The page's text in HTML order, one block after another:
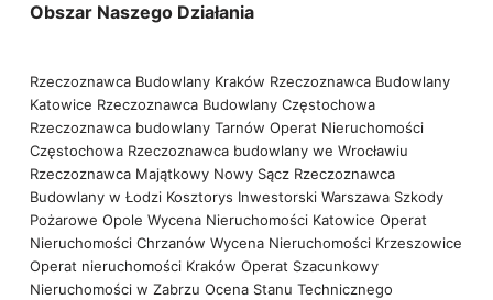
Obszar Naszego Działania
Rzeczoznawca Budowlany Kraków Rzeczoznawca Budowlany
Katowice Rzeczoznawca Budowlany Częstochowa
Rzeczoznawca budowlany Tarnów Operat Nieruchomości
Częstochowa Rzeczoznawca budowlany we Wrocławiu
Rzeczoznawca Majątkowy Nowy Sącz Rzeczoznawca
Budowlany w Łodzi Kosztorys Inwestorski Warszawa Szkody
Pożarowe Opole Wycena Nieruchomości Katowice Operat
Nieruchomości Chrzanów Wycena Nieruchomości Krzeszowice
Operat nieruchomości Kraków Operat Szacunkowy
Nieruchomości w Zabrzu Ocena Stanu Technicznego